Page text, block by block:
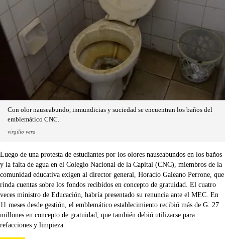
Con olor nauseabundo, inmundicias y suciedad se encuentran los baños del
emblemático CNC.
virgilio vera
Luego de una protesta de estudiantes por los olores nauseabundos en los baños
y la falta de agua en el Colegio Nacional de la Capital (CNC), miembros de la
comunidad educativa exigen al director general, Horacio Galeano Perrone, que
rinda cuentas sobre los fondos recibidos en concepto de gratuidad. El cuatro
veces ministro de Educación, habría presentado su renuncia ante el MEC. En
11 meses desde gestión, el emblemático establecimiento recibió más de G. 27
millones en concepto de gratuidad, que también debió utilizarse para
refacciones y limpieza.